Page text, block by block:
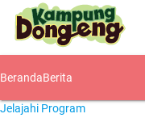
BerandaBerita
Jelajahi Program